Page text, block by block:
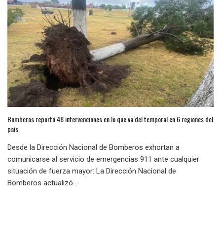
Bomberos reportó 48 intervenciones en lo que va del temporal en 6 regiones del
país
Desde la Dirección Nacional de Bomberos exhortan a
comunicarse al servicio de emergencias 911 ante cualquier
situación de fuerza mayor: La Dirección Nacional de
Bomberos actualizó...